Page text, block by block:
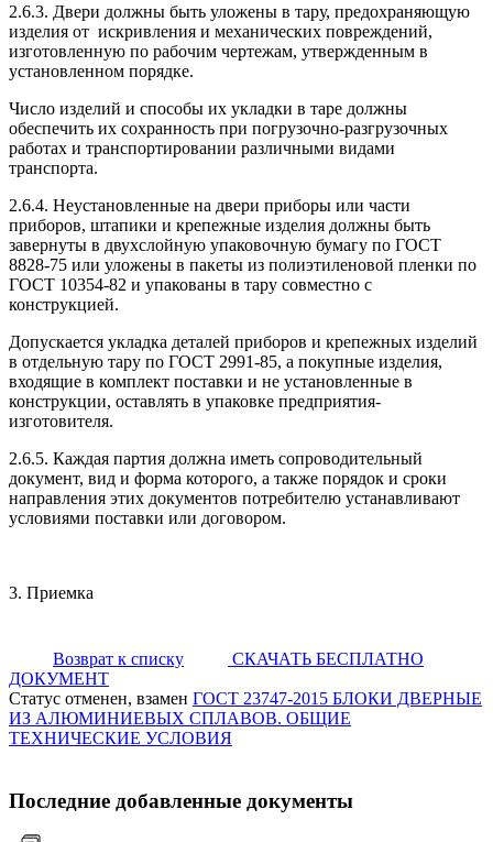
2.6.3. Двери должны быть уложены в тару, предохраняющую
изделия от искривления и механических повреждений,
изготовленную по рабочим чертежам, утвержденным в
установленном порядке.
Число изделий и способы их укладки в таре должны
обеспечить их сохранность при погрузочно-разгрузочных
работах и транспортировании различными видами
транспорта.
2.6.4. Неустановленные на двери приборы или части
приборов, штапики и крепежные изделия должны быть
завернуты в двухслойную упаковочную бумагу по ГОСТ
8828-75 или уложены в пакеты из полиэтиленовой пленки по
ГОСТ 10354-82 и упакованы в тару совместно с
конструкцией.
Допускается укладка деталей приборов и крепежных изделий
в отдельную тару по ГОСТ 2991-85, а покупные изделия,
входящие в комплект поставки и не установленные в
конструкции, оставлять в упаковке предприятия-
изготовителя.
2.6.5. Каждая партия должна иметь сопроводительный
документ, вид и форма которого, а также порядок и сроки
направления этих документов потребителю устанавливают
условиями поставки или договором.
3. Приемка
Возврат к списку
СКАЧАТЬ БЕСПЛАТНО
ДОКУМЕНТ
Статус отменен, взамен ГОСТ 23747-2015 БЛОКИ ДВЕРНЫЕ
ИЗ АЛЮМИНИЕВЫХ СПЛАВОВ. ОБЩИЕ
ТЕХНИЧЕСКИЕ УСЛОВИЯ
Последние добавленные документы